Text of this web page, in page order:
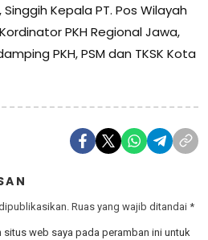
Kepala PT. Pos Wilayah
PKH Regional Jawa,
PKH, PSM dan TKSK Kota
Ruas yang wajib ditandai *
situs web saya pada peramban ini untuk